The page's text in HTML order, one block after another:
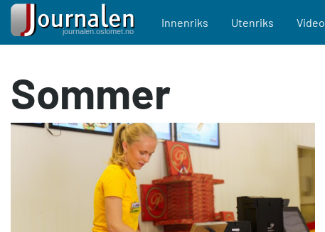
hovedinnhold
Main navigation
Innenriks Utenriks Video
Sommer